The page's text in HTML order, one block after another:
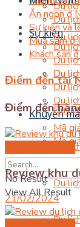
Du
Du
Sự kiện
Du
Du
Du
Du
Du
Khuyến
Mã
Mã
No Result
View All Result
Du
Du
Du
Du
Du
Du
Ăn ngon ở
Sự kiện và
Mua sắm ở
Khách sạn
Điểm đến tại
Điểm đến
Review khu
21/02/2024